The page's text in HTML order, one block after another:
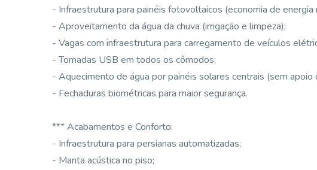
- Infraestrutura para painéis fotovoltaicos (economia de energia
- Aproveitamento da água da chuva (irrigação e limpeza);
- Vagas com infraestrutura para carregamento de veículos
- Tomadas USB em todos os cômodos;
- Aquecimento de água por painéis solares centrais (sem apoio
- Fechaduras biométricas para maior segurança.
*** Acabamentos e Conforto:
- Infraestrutura para persianas automatizadas;
- Manta acústica no piso;